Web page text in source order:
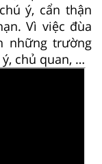
ý, cẩn thận
Vì việc đùa
những trường
chủ quan, …